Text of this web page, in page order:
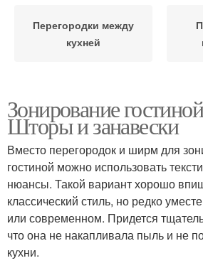
Перегородки между
кухней
Реечные перегородки
Перегородка между
кухней
Зонирование
Шторы и занавески
Вместо перегородок и ширм для
гостиной можно использовать
нюансы. Такой вариант хорошо
классический стиль, но редко
или современном. Придется
что она не накапливала пыль и не
кухни.